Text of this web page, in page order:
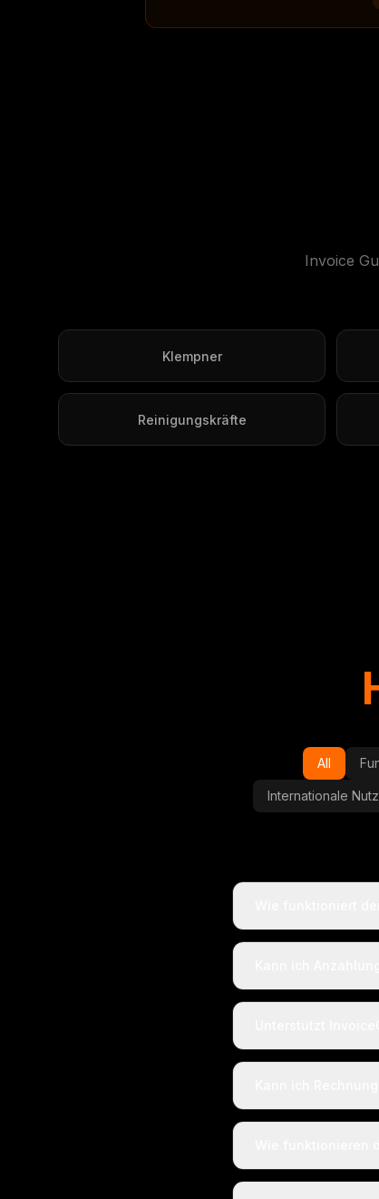
Invoice
Klempner
Reinigungskräfte
All
Internationale